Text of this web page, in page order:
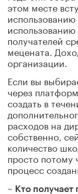
этом месте
использованию
получателей
мецената.
организации.
Если вы
через
создать в
расходов на
собственно,
количество
просто потому
процесс
– Кто получает